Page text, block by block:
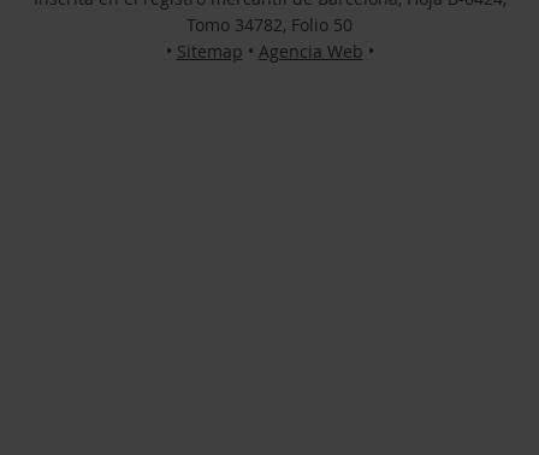
Tomo 34782, Folio 50
• Sitemap • Agencia Web •